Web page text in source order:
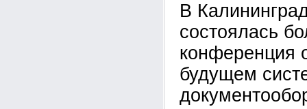
В
состоялась
конференция
будущем